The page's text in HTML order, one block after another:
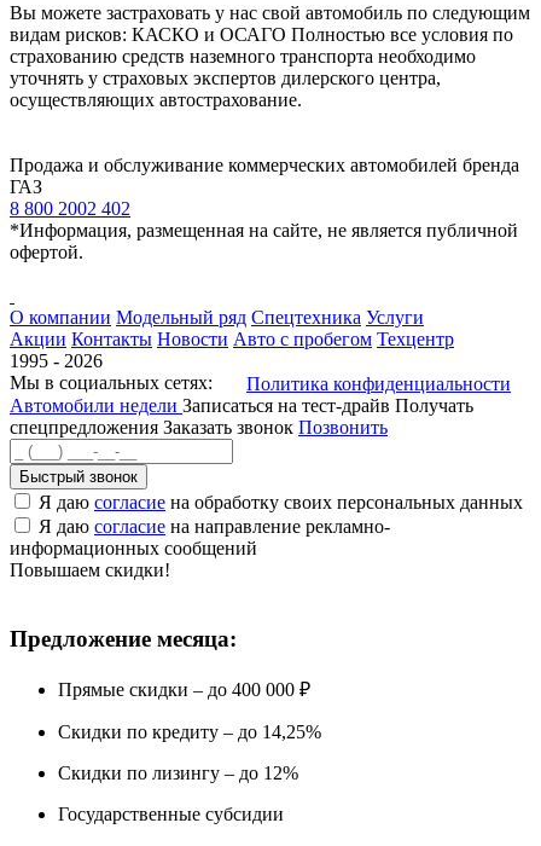
Вы можете застраховать у нас свой автомобиль по следующим
видам рисков: КАСКО и ОСАГО Полностью все условия по
страхованию средств наземного транспорта необходимо
уточнять у страховых экспертов дилерского центра,
осуществляющих автострахование.
Продажа и обслуживание коммерческих автомобилей бренда
ГАЗ
8 800 2002 402
*Информация, размещенная на сайте, не является публичной
офертой.
О компании Модельный ряд Спецтехника Услуги
Акции Контакты Новости Авто с пробегом Техцентр
1995 - 2026
Мы в социальных сетях:
Политика конфиденциальности
Автомобили недели Записаться на тест-драйв Получать
спецпредложения Заказать звонок Позвонить
Быстрый звонок
Я даю согласие на обработку своих персональных данных
Я даю согласие на направление рекламно-
информационных сообщений
Повышаем скидки!
Предложение месяца:
Прямые скидки – до 400 000 ₽
Скидки по кредиту – до 14,25%
Скидки по лизингу – до 12%
Государственные субсидии